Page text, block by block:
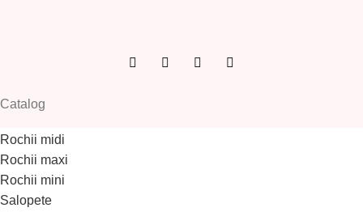
Catalog
Rochii midi
Rochii maxi
Rochii mini
Salopete